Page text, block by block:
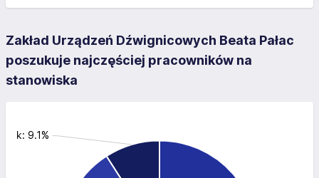
Zakład Urządzeń Dźwignicowych Beata Pałac
poszukuje najczęściej pracowników na
stanowiska
9.1%